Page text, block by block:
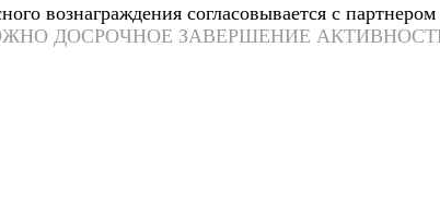
вознаграждения согласовывается с
ДОСРОЧНОЕ ЗАВЕРШЕНИЕ